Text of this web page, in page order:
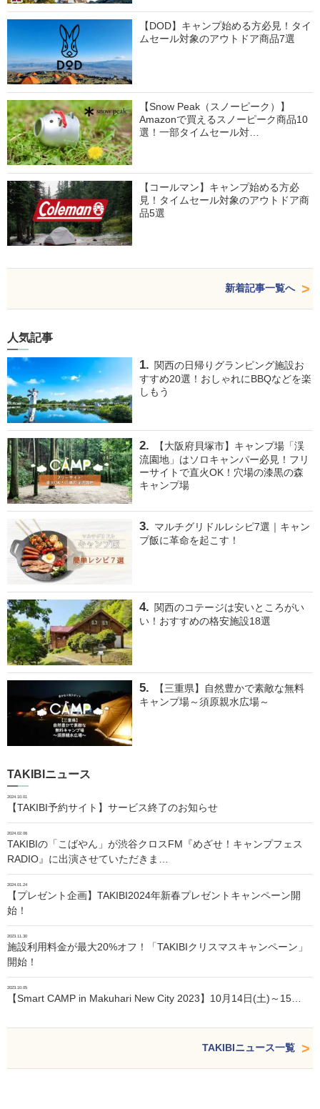
【DOD】キャンプ始める方必見！タイ
ムセール対象のアウトドア商品7選
【Snow Peak（スノーピーク）】
Amazonで買えるスノーピーク商品10
選！一部タイムセール対…
【コールマン】キャンプ始める方必
見！タイムセール対象のアウトドア商
品5選
新着記事一覧へ
人気記事
関西の日帰りグランピング施設お
すすめ20選！おしゃれにBBQなどを楽
しもう
【大阪府貝塚市】キャンプ場「渓
流園地」はソロキャンパー必見！フリ
ーサイトで直火OK！穴場の漆黒の森
キャンプ場
マルチグリドルレシピ7選｜キャン
プ飯に革命を起こす！
関西のコテージは安いところがい
い！おすすめの格安施設18選
【三重県】自然豊かで素敵な無料
キャンプ場～須原親水広場～
TAKIBIニュース
2024.10.01
【TAKIBI予約サイト】サービス終了のお知らせ
2024.02.06
TAKIBIの「こばやん」が渋谷クロスFM『めざせ！キャンプフェス
RADIO』に出演させていただきま…
2024.01.24
【プレゼント企画】TAKIBI2024年新春プレゼントキャンペーン開
始！
2023.11.30
施設利用料金が最大20%オフ！「TAKIBIクリスマスキャンペーン」
開始！
2023.10.05
【Smart CAMP in Makuhari New City 2023】10月14日(土)～15…
TAKIBIニュース一覧